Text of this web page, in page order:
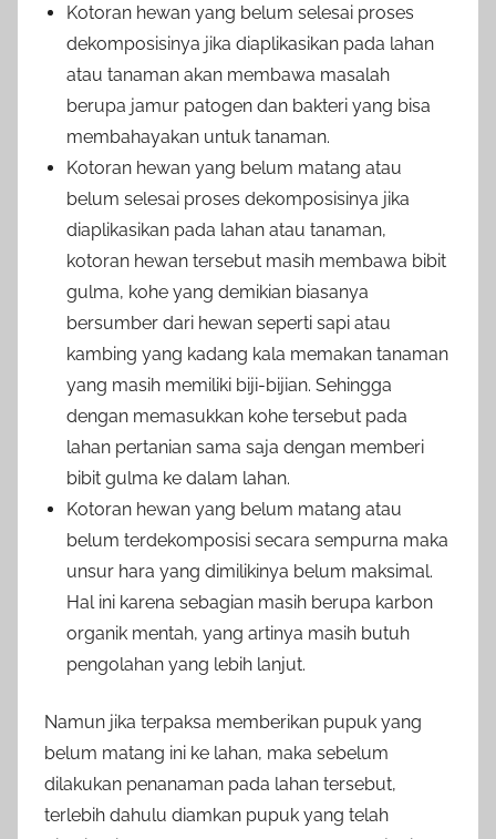
Kotoran hewan yang belum selesai proses
dekomposisinya jika diaplikasikan pada lahan
atau tanaman akan membawa masalah
berupa jamur patogen dan bakteri yang bisa
membahayakan untuk tanaman.
Kotoran hewan yang belum matang atau
belum selesai proses dekomposisinya jika
diaplikasikan pada lahan atau tanaman,
kotoran hewan tersebut masih membawa bibit
gulma, kohe yang demikian biasanya
bersumber dari hewan seperti sapi atau
kambing yang kadang kala memakan tanaman
yang masih memiliki biji-bijian. Sehingga
dengan memasukkan kohe tersebut pada
lahan pertanian sama saja dengan memberi
bibit gulma ke dalam lahan.
Kotoran hewan yang belum matang atau
belum terdekomposisi secara sempurna maka
unsur hara yang dimilikinya belum maksimal.
Hal ini karena sebagian masih berupa karbon
organik mentah, yang artinya masih butuh
pengolahan yang lebih lanjut.
Namun jika terpaksa memberikan pupuk yang
belum matang ini ke lahan, maka sebelum
dilakukan penanaman pada lahan tersebut,
terlebih dahulu diamkan pupuk yang telah